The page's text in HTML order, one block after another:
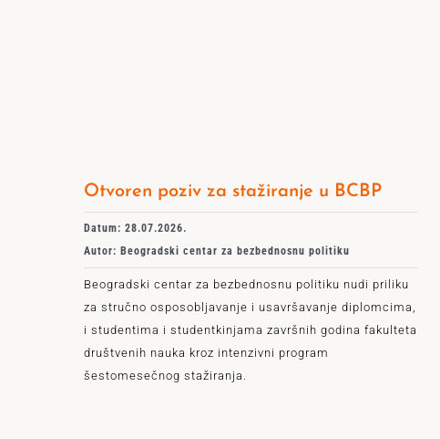
Otvoren poziv za stažiranje u BCBP
Datum: 28.07.2026.
Autor: Beogradski centar za bezbednosnu politiku
Beogradski centar za bezbednosnu politiku nudi priliku
za stručno osposobljavanje i usavršavanje diplomcima,
i studentima i studentkinjama završnih godina fakulteta
društvenih nauka kroz intenzivni program
šestomesečnog stažiranja.